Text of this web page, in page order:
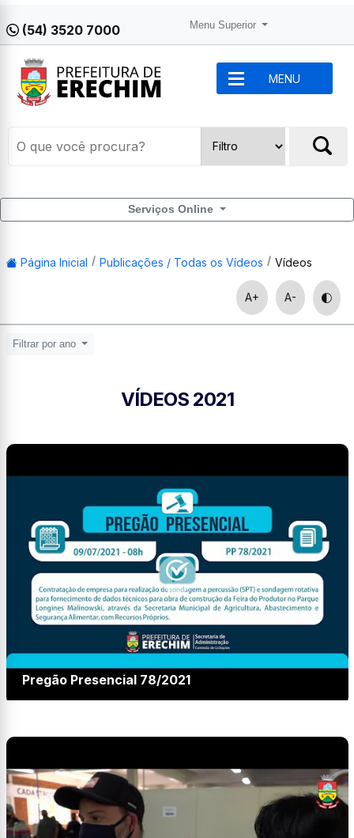
(54) 3520 7000 Menu Superior
MENU
Serviços Online
Página Inicial Publicações / Todas os Vídeos Vídeos
A+ A-
Filtrar por ano
VÍDEOS 2021
Pregão Presencial 78/2021